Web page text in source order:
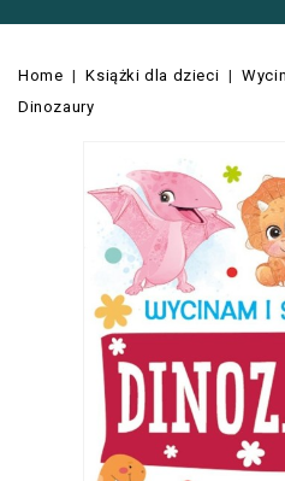
Home Książki dla dzieci
Dinozaury